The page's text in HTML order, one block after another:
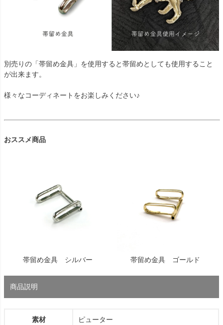
別売りの「帯留め金具」を使用すると帯留めとしても使用すること
が出来ます。
様々なコーディネートをお楽しみください♪
おススメ商品
帯留め金具 シルバー 帯留め金具 ゴールド
商品説明
素材 ピューター